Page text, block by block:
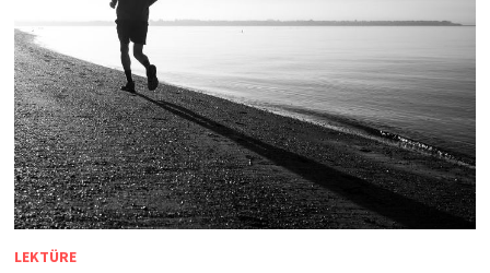
LEKTÜRE